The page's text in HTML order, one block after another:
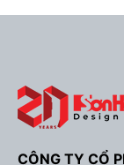
CÔNG TY CỔ